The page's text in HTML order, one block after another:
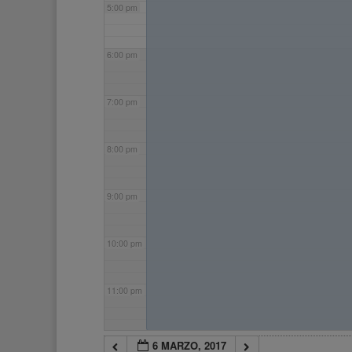
5:00 pm
6:00 pm
7:00 pm
8:00 pm
9:00 pm
10:00 pm
11:00 pm
6 MARZO, 2017